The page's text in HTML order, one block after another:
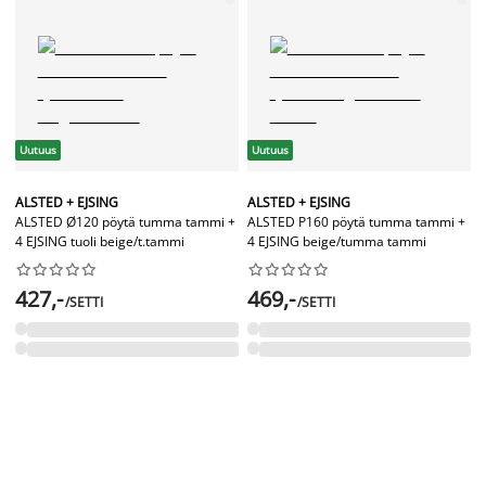
Uutuus
ALSTED + EJSING
ALSTED Ø120 pöytä tumma tammi +
4 EJSING tuoli beige/t.tammi






427,-/SETTI
Uutuus
ALSTED + EJSING
ALSTED P160 pöytä tumma tammi +
4 EJSING beige/tumma tammi






469,-/SETTI